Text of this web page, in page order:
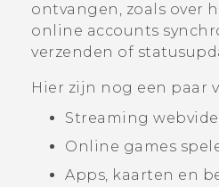
Aanmelden
ontvangen, zoals over
online accounts
verzenden of
Hier zijn nog een paar
Streaming
Online games
Apps, kaarten en